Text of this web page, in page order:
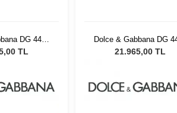
DG 4497
Güneş
TL
Dolce & Gabbana DG
34493B 52 Kadın
21.965,00 TL